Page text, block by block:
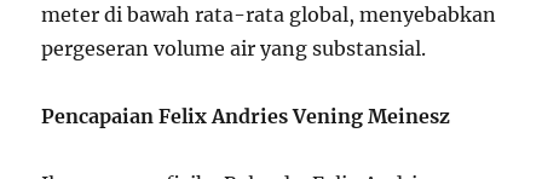
meter di bawah rata-rata global, menyebabkan
pergeseran volume air yang substansial.
Pencapaian Felix Andries Vening Meinesz